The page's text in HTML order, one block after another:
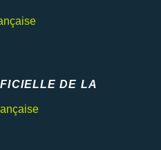
DE LA